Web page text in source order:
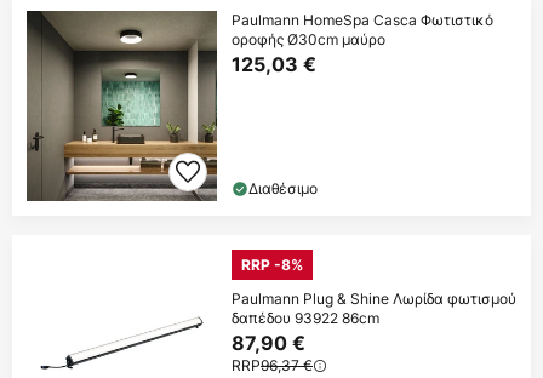
Paulmann HomeSpa Casca Φωτιστικό
οροφής Ø30cm μαύρο
125,03 €
Διαθέσιμο
RRP -8%
Paulmann Plug & Shine Λωρίδα φωτισμού
δαπέδου 93922 86cm
87,90 €
RRP96,37 €